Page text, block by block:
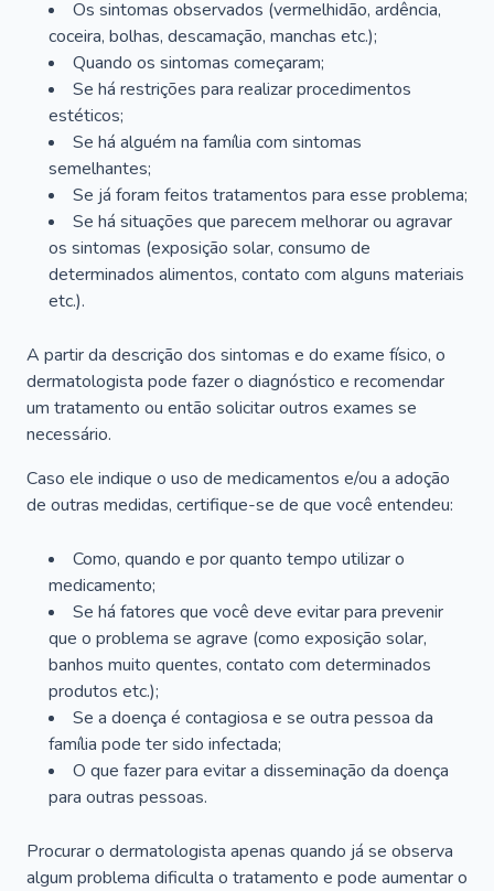
Os sintomas observados (vermelhidão, ardência,
coceira, bolhas, descamação, manchas etc.);
Quando os sintomas começaram;
Se há restrições para realizar procedimentos
estéticos;
Se há alguém na família com sintomas
semelhantes;
Se já foram feitos tratamentos para esse problema;
Se há situações que parecem melhorar ou agravar
os sintomas (exposição solar, consumo de
determinados alimentos, contato com alguns materiais
etc.).
A partir da descrição dos sintomas e do exame físico, o
dermatologista pode fazer o diagnóstico e recomendar
um tratamento ou então solicitar outros exames se
necessário.
Caso ele indique o uso de medicamentos e/ou a adoção
de outras medidas, certifique-se de que você entendeu:
Como, quando e por quanto tempo utilizar o
medicamento;
Se há fatores que você deve evitar para prevenir
que o problema se agrave (como exposição solar,
banhos muito quentes, contato com determinados
produtos etc.);
Se a doença é contagiosa e se outra pessoa da
família pode ter sido infectada;
O que fazer para evitar a disseminação da doença
para outras pessoas.
Procurar o dermatologista apenas quando já se observa
algum problema dificulta o tratamento e pode aumentar o